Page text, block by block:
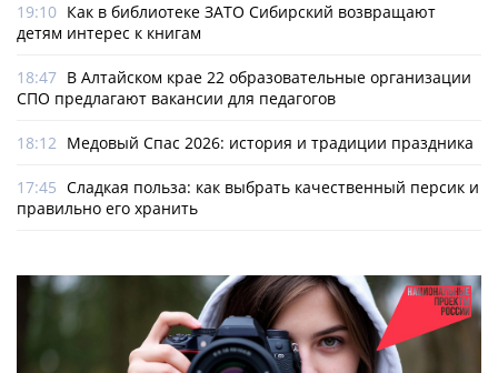
19:10 Как в библиотеке ЗАТО Сибирский возвращают
детям интерес к книгам
18:47 В Алтайском крае 22 образовательные организации
СПО предлагают вакансии для педагогов
18:12 Медовый Спас 2026: история и традиции праздника
17:45 Сладкая польза: как выбрать качественный персик и
правильно его хранить